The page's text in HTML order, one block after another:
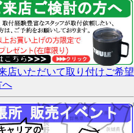
店いただいて取り付けご希望
へ